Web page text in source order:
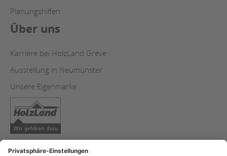
Planungshilfen
Über uns
Karriere bei HolzLand Greve
Ausstellung in Neumünster
Unsere Eigenmarke